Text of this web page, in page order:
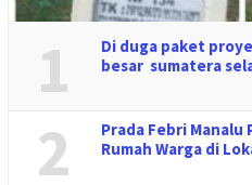
1
Di duga paket
besar sumatera
2
Prada Febri
Rumah Warga di